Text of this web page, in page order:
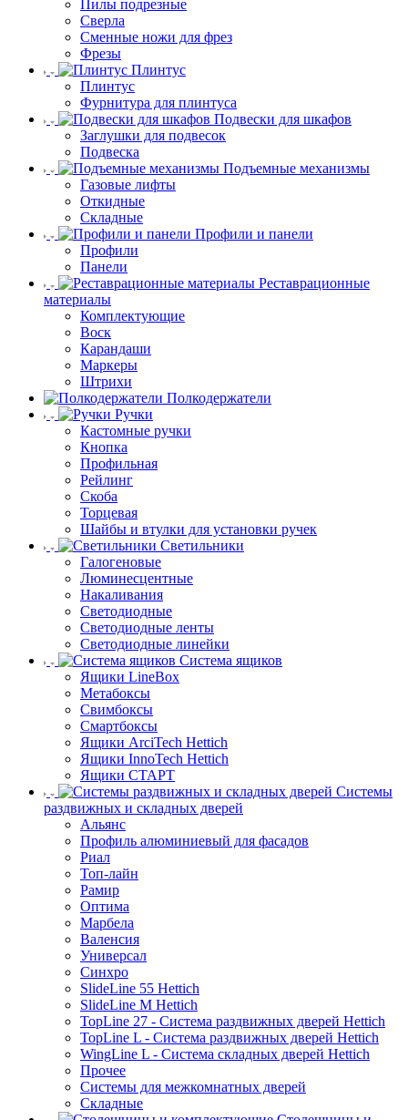
Пилы подрезные
Сверла
Сменные ножи для фрез
Фрезы
Плинтус
Плинтус
Фурнитура для плинтуса
Подвески для шкафов
Заглушки для подвесок
Подвеска
Подъемные механизмы
Газовые лифты
Откидные
Складные
Профили и панели
Профили
Панели
Реставрационные
материалы
Комплектующие
Воск
Карандаши
Маркеры
Штрихи
Полкодержатели
Ручки
Кастомные ручки
Кнопка
Профильная
Рейлинг
Скоба
Торцевая
Шайбы и втулки для установки ручек
Светильники
Галогеновые
Люминесцентные
Накаливания
Светодиодные
Светодиодные ленты
Светодиодные линейки
Система ящиков
Ящики LineBox
Метабоксы
Свимбоксы
Смартбоксы
Ящики ArciTech Hettich
Ящики InnoTech Hettich
Ящики СТАРТ
Системы
раздвижных и складных дверей
Альянс
Профиль алюминиевый для фасадов
Риал
Топ-лайн
Рамир
Оптима
Марбела
Валенсия
Универсал
Синхро
SlideLine 55 Hettich
SlideLine M Hettich
TopLine 27 - Система раздвижных дверей Hettich
TopLine L - Система раздвижных дверей Hettich
WingLine L - Система складных дверей Hettich
Прочее
Системы для межкомнатных дверей
Складные